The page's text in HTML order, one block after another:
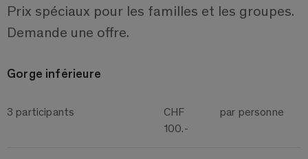
Prix spéciaux pour les familles et les groupes.
Demande une offre.
Gorge inférieure
3 participants
CHF
100.-
par personne